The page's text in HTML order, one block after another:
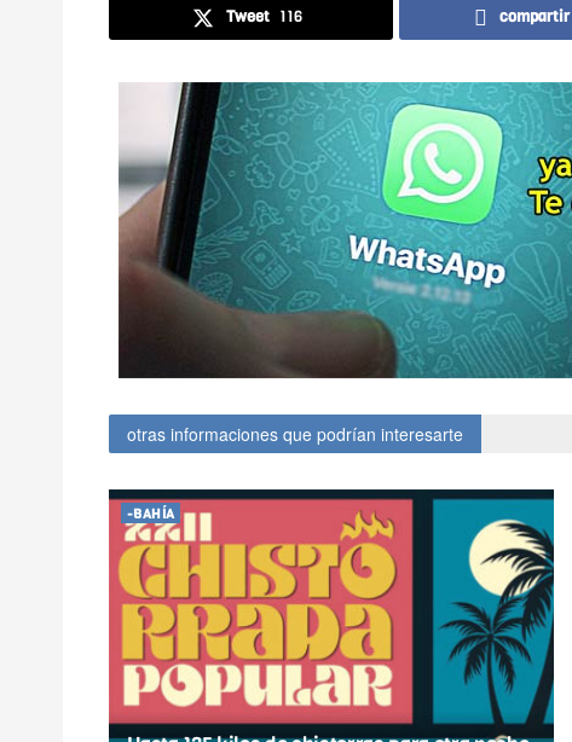
Tweet 116 compartir
otras informaciones que podrían interesarte
-BAHÍA